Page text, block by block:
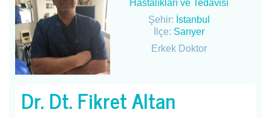
Hastalıkları ve Tedavisi
Şehir: İstanbul
İlçe: Sarıyer
Erkek Doktor
Dr. Dt. Fikret Altan